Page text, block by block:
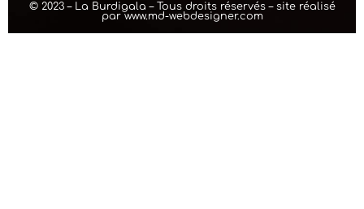
© 2023 – La Burdigala – Tous droits réservés – site réalisé
par www.md-webdesigner.com
WordPress